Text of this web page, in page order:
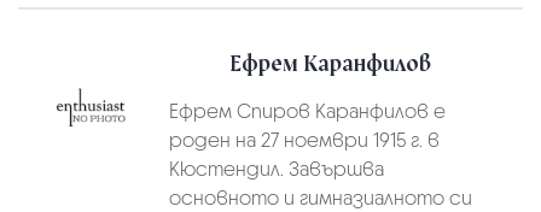
Ефрем Каранфилов
Ефрем Спиров Каранфилов е
роден на 27 ноември 1915 г. в
Кюстендил. Завършва
основното и гимназиалното си